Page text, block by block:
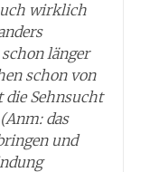
wirklich
länger
schon von
die Sehnsucht
das
und